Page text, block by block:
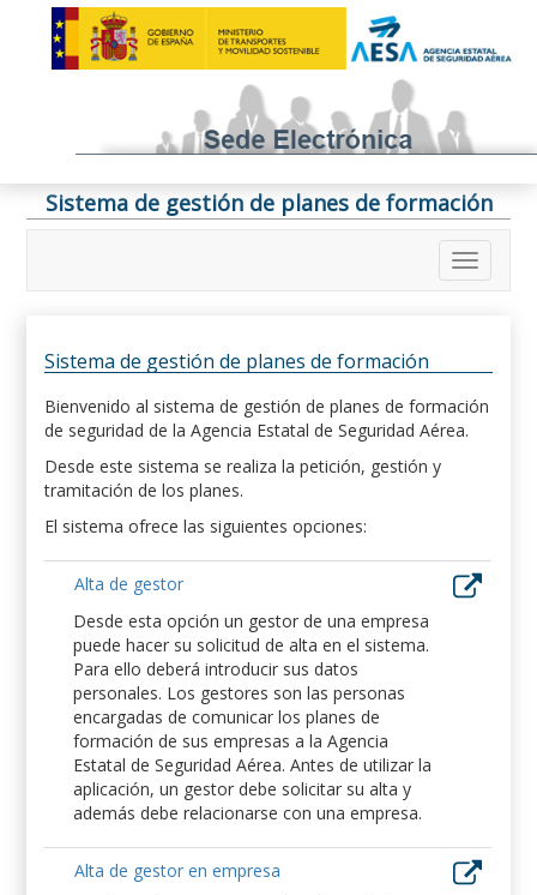
Sistema de gestión de planes de formación
Sistema de gestión de planes de formación
Bienvenido al sistema de gestión de planes de formación
de seguridad de la Agencia Estatal de Seguridad Aérea.
Desde este sistema se realiza la petición, gestión y
tramitación de los planes.
El sistema ofrece las siguientes opciones:
Alta de gestor
Desde esta opción un gestor de una empresa
puede hacer su solicitud de alta en el sistema.
Para ello deberá introducir sus datos
personales. Los gestores son las personas
encargadas de comunicar los planes de
formación de sus empresas a la Agencia
Estatal de Seguridad Aérea. Antes de utilizar la
aplicación, un gestor debe solicitar su alta y
además debe relacionarse con una empresa.
Alta de gestor en empresa